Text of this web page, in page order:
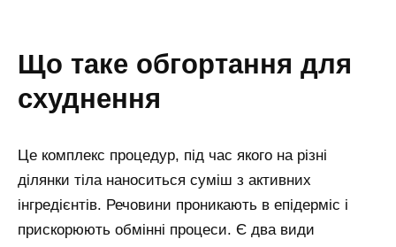
що таке обгортання для
схуднення
Це комплекс процедур, під час якого на різні
ділянки тіла наноситься суміш з активних
інгредієнтів. Речовини проникають в епідерміс і
прискорюють обмінні процеси. Є два види